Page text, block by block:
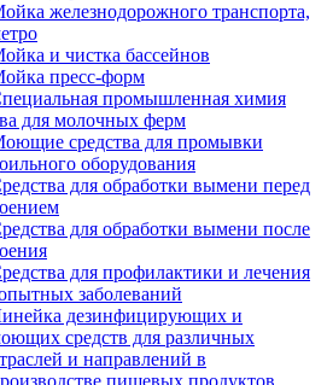
железнодорожного транспорта,
и чистка бассейнов
пресс-форм
промышленная химия
для молочных ферм
средства для промывки
оборудования
для обработки вымени перед
для обработки вымени после
для профилактики и лечения
заболеваний
дезинфицирующих и
средств для различных
и направлений в
пищевых продуктов